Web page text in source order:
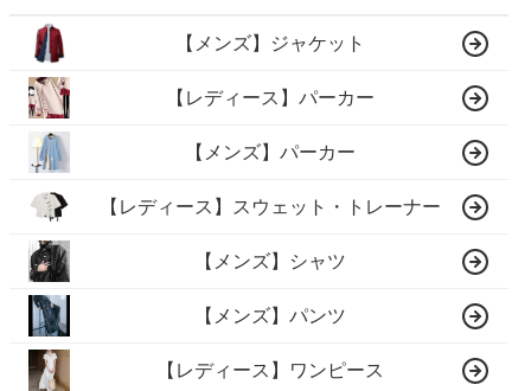
【メンズ】ジャケット
【レディース】パーカー
【メンズ】パーカー
【レディース】スウェット・トレーナー
【メンズ】シャツ
【メンズ】パンツ
【レディース】ワンピース